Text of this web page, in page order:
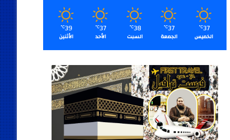
37
℃
الخميس
37
℃
الجمعة
38
℃
السبت
37
℃
الأحد
39
℃
الأثنين